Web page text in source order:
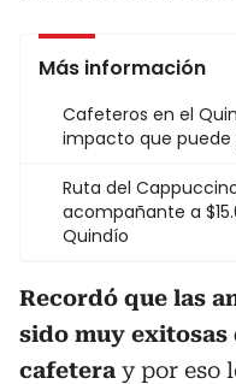
Más información
Cafeteros en el
impacto que puede
Ruta del
acompañante a
Quindío
Recordó que las
sido muy
cafetera y por eso